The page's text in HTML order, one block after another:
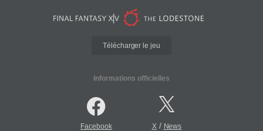
Télécharger le jeu
Informations officielles
Facebook X/ News